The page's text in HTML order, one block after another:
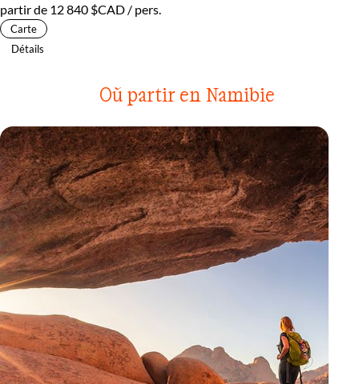
partir de 12 840 $CAD / pers.
Carte
Détails
Où partir en Namibie